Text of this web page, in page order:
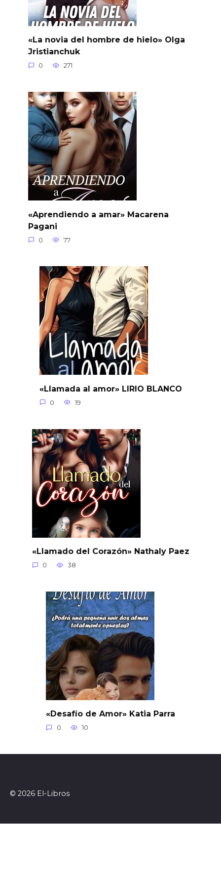
«La novia del hombre de hielo» Olga
Jristianchuk
0 271
«Aprendiendo a amar» Macarena
Pagani
0 77
«Llamada al amor» LIRIO BLANCO
0 19
«Llamado del Corazón» Nathaly Paez
0 38
«Desafío de Amor» Katia Parra
0 10
© 2026 El-Libros